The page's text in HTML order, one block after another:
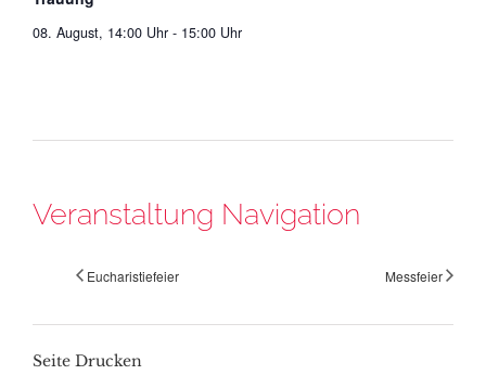
08. August, 14:00 Uhr - 15:00 Uhr
Veranstaltung Navigation
Eucharistiefeier Messfeier
Seite Drucken